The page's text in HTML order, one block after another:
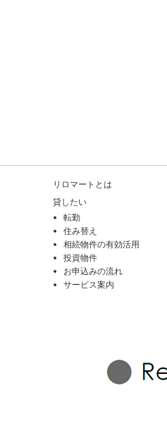
リロマートとは
貸したい
転勤
住み替え
相続物件の有効活用
投資物件
お申込みの流れ
サービス案内